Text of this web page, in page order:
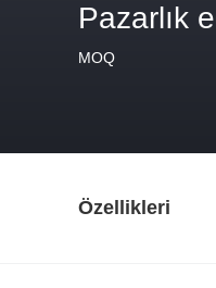
Pazarlık
MOQ
Özellikleri